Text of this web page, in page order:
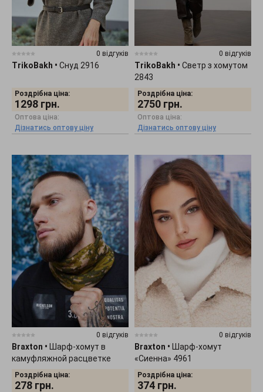
0 відгуків
TrikoBakh • Снуд 2916
Роздрібна ціна:
1298 грн.
Оптова ціна:
Дізнатись оптову ціну
0 відгуків
TrikoBakh • Светр з хомутом
2843
Роздрібна ціна:
2750 грн.
Оптова ціна:
Дізнатись оптову ціну
0 відгуків
Braxton •
Шарф-хомут в
камуфляжной расцветке
"Пиксель" 7213
Роздрібна ціна:
278 грн.
0 відгуків
Braxton •
Шарф-хомут
«Сиенна» 4961
Роздрібна ціна:
374 грн.